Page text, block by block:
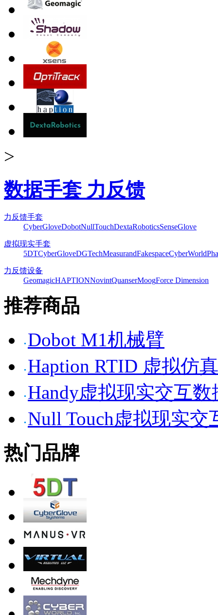
>
数据手套 力反馈
力反馈手套
CyberGloveDobotNullTouchDextaRoboticsSenseGlove
虚拟现实手套
5DTCyberGloveDGTechMeasurandFakespaceCyberWorld
力反馈设备
GeomagicHAPTIONNovintQuanserMoogForce Dimension
推荐商品
Dobot M1机械臂
Haption RTID 虚拟仿
Handy虚拟现实交互数
Null Touch虚拟现实交
热门品牌